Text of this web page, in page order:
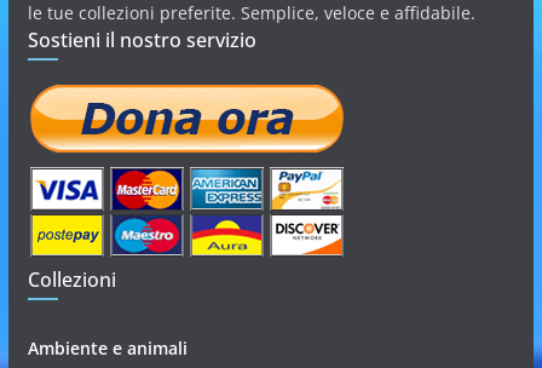
le tue collezioni preferite. Semplice, veloce e affidabile.
Sostieni il nostro servizio
Collezioni
Ambiente e animali